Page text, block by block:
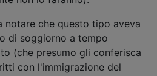
notare che questo tipo aveva
di soggiorno a tempo
(che presumo gli conferisca
con l'immigrazione del